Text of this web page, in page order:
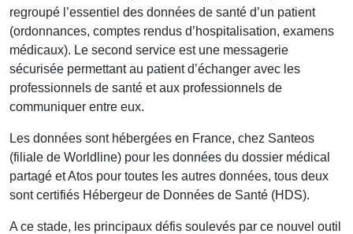
regroupé l’essentiel des données de santé d’un patient
(ordonnances, comptes rendus d’hospitalisation, examens
médicaux). Le second service est une messagerie
sécurisée permettant au patient d’échanger avec les
professionnels de santé et aux professionnels de
communiquer entre eux.
Les données sont hébergées en France, chez Santeos
(filiale de Worldline) pour les données du dossier médical
partagé et Atos pour toutes les autres données, tous deux
sont certifiés Hébergeur de Données de Santé (HDS).
A ce stade, les principaux défis soulevés par ce nouvel outil